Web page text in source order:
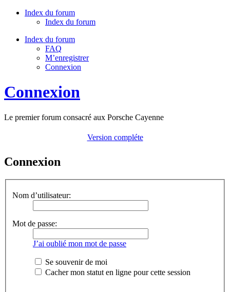
Index du forum
Index du forum
Index du forum
FAQ
M’enregistrer
Connexion
Connexion
Le premier forum consacré aux Porsche Cayenne
Version compléte
Connexion
Nom d’utilisateur:
Mot de passe:
J’ai oublié mon mot de passe
Se souvenir de moi
Cacher mon statut en ligne pour cette session